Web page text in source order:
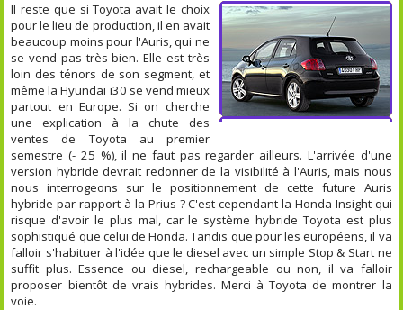
Il reste que si Toyota avait le choix
pour le lieu de production, il en avait
beaucoup moins pour l'Auris, qui ne
se vend pas très bien. Elle est très
loin des ténors de son segment, et
même la Hyundai i30 se vend mieux
partout en Europe. Si on cherche
une explication à la chute des
ventes de Toyota au premier
semestre (- 25 %), il ne faut pas regarder ailleurs. L'arrivée d'une
version hybride devrait redonner de la visibilité à l'Auris, mais nous
nous interrogeons sur le positionnement de cette future Auris
hybride par rapport à la Prius ? C'est cependant la Honda Insight qui
risque d'avoir le plus mal, car le système hybride Toyota est plus
sophistiqué que celui de Honda. Tandis que pour les européens, il va
falloir s'habituer à l'idée que le diesel avec un simple Stop & Start ne
suffit plus. Essence ou diesel, rechargeable ou non, il va falloir
proposer bientôt de vrais hybrides. Merci à Toyota de montrer la
voie.